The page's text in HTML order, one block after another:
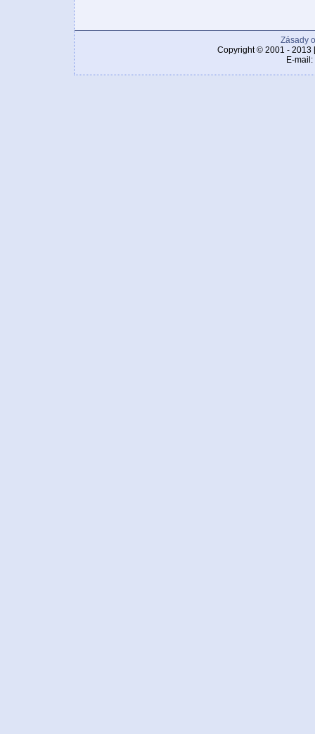
Zásady
Copyright © 2001 - 2013
E-mail: